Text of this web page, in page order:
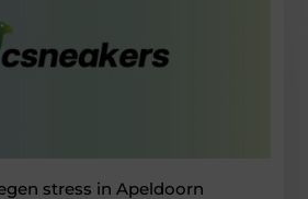
stress in Apeldoorn